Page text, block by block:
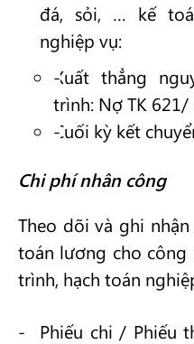
đá, sỏi, … kế
nghiệp vụ:
Xuất thẳng
trình: Nợ TK 621/
Cuối kỳ kết
Chi phí nhân công
Theo dõi và ghi
toán lương cho công
trình, hạch toán
Phiếu chi / Phiếu